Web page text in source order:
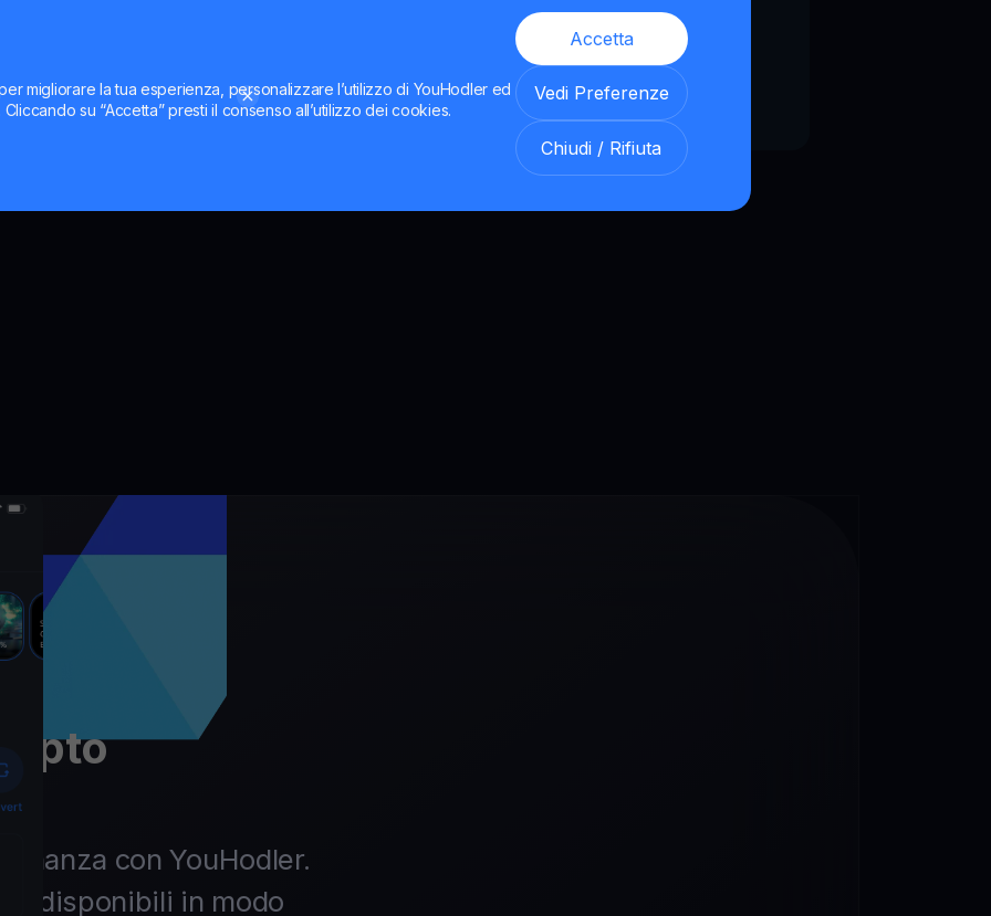
migliorare la tua esperienza, personalizzare l’utilizzo di YouHodler ed
su “Accetta” presti il consenso all’utilizzo dei cookies.
Accetta
Vedi Preferenze
Chiudi / Rifiuta
Pax Dollar (USDP).
di criptovalute,
miglior tasso di cambio
disponibilesu alcuni servizi per i residenti
in conformità con laregolamentazione
MiCA.
finanza con YouHodler.
disponibili in modo